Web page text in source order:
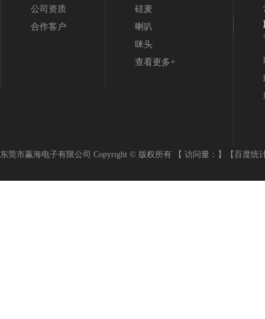
公司资质
合作客户
硅麦
喇叭
咪头
查看更多+
东莞市赢海电子有限公司 Copyright © 版权所有 【 访问量： 】 【百度统